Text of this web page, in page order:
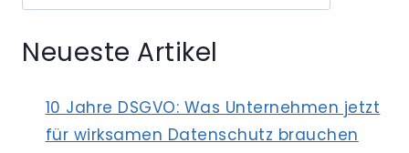
Neueste Artikel
10 Jahre DSGVO: Was Unternehmen jetzt
für wirksamen Datenschutz brauchen